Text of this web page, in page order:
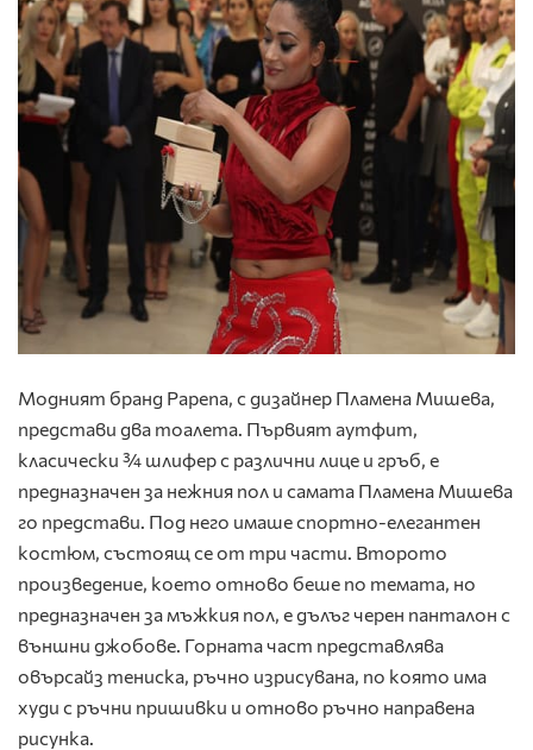
Модният бранд Papena, с дизайнер Пламена Мишева,
представи два тоалета. Първият аутфит,
класически ¾ шлифер с различни лице и гръб, е
предназначен за нежния пол и самата Пламена Мишева
го представи. Под него имаше спортно-елегантен
костюм, състоящ се от три части. Второто
произведение, което отново беше по темата, но
предназначен за мъжкия пол, е дълъг черен панталон с
външни джобове. Горната част представлява
овърсайз тениска, ръчно изрисувана, по която има
худи с ръчни пришивки и отново ръчно направена
рисунка.